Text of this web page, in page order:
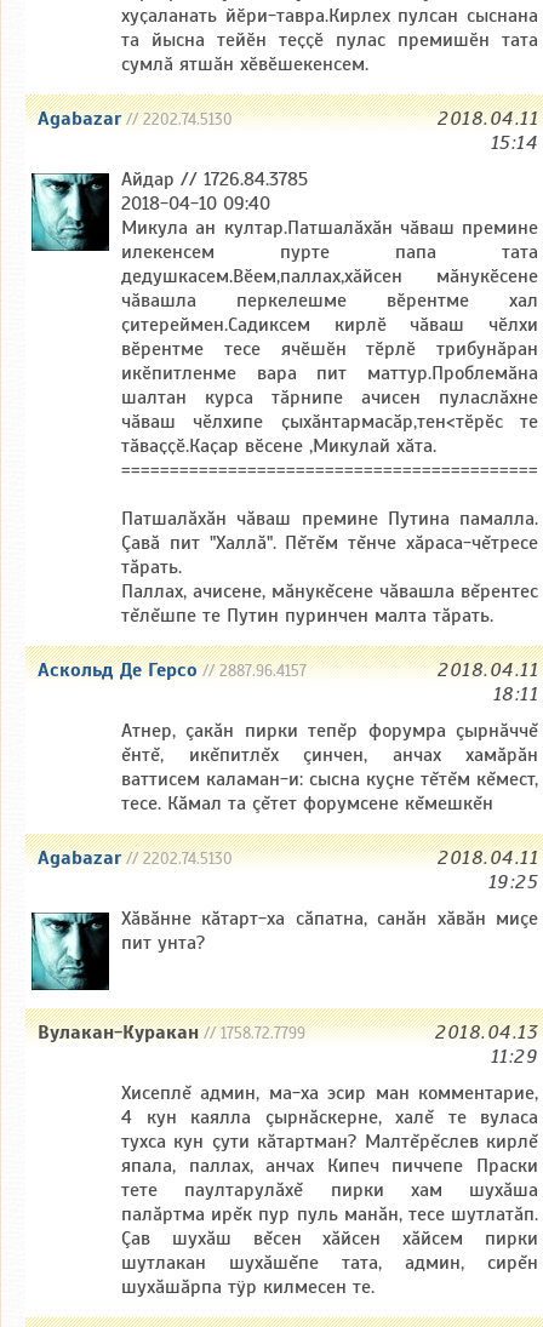
хуҫаланать йӗри-тавра.Кирлех пулсан сыснана
та йысна тейӗн теҫҫӗ пулас премишӗн тата
сумлӑ ятшӑн хӗвӗшекенсем.
Agabazar// 2202.74.5130
2018.04.11
15:14
Айдар // 1726.84.3785
2018-04-10 09:40
Микула ан култар.Патшалӑхӑн чӑваш премине
илекенсем пурте папа тата
дедушкасем.Вӗем,паллах,хӑйсен мӑнукӗсене
чӑвашла перкелешме вӗрентме хал
ҫитереймен.Садиксем кирлӗ чӑваш чӗлхи
вӗрентме тесе ячӗшӗн тӗрлӗ трибунӑран
икӗпитленме вара пит маттур.Проблемӑна
шалтан курса тӑрнипе ачисен пуласлӑхне
чӑваш чӗлхипе ҫыхӑнтармасӑр,тен<тӗрӗс те
тӑваҫҫӗ.Каҫар вӗсене ,Микулай хӑта.
===========================================
Патшалăхăн чăваш премине Путина памалла.
Çавă пит "Халлă". Пĕтĕм тĕнче хăраса-чĕтресе
тăрать.
Паллах, ачисене, мăнукĕсене чăвашла вĕрентес
тĕлĕшпе те Путин пуринчен малта тăрать.
Аскольд Де Герсо// 2887.96.4157
2018.04.11
18:11
Атнер, çакăн пирки тепĕр форумра çырнăччĕ
ĕнтĕ, икĕпитлĕх çинчен, анчах хамăрăн
ваттисем каламан-и: сысна куçне тĕтĕм кĕмест,
тесе. Кăмал та çĕтет форумсене кĕмешкĕн
Agabazar// 2202.74.5130
2018.04.11
19:25
Хăвăнне кăтарт-ха сăпатна, санăн хăвăн миçе
пит унта?
Вулакан-Куракан// 1758.72.7799
2018.04.13
11:29
Хисеплĕ админ, ма-ха эсир ман комментарие,
4 кун каялла çырнăскерне, халĕ те вуласа
тухса кун çути кăтартман? Малтĕрĕслев кирлĕ
япала, паллах, анчах Кипеч пиччепе Праски
тете паултарулăхĕ пирки хам шухăша
палăртма ирĕк пур пуль манăн, тесе шутлатăп.
Çав шухăш вĕсен хăйсен хăйсем пирки
шутлакан шухăшĕпе тата, админ, сирĕн
шухăшăрпа тÿр килмесен те.